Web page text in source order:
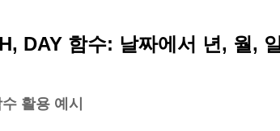
DAY 함수: 날짜에서 년, 월,
활용 예시